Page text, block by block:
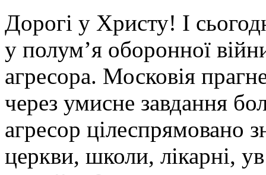
Дорогі у Христу! І
у полум’я оборонної
агресора. Московія
через умисне завдання
агресор цілеспрямовано
церкви, школи, лікарні,